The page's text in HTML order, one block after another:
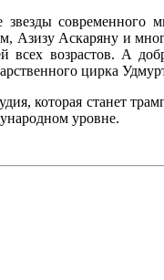
современного
Аскаряну и
возрастов. А
цирка
которая станет
уровне.